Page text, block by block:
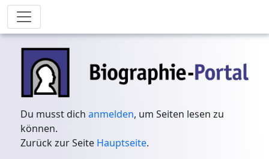
Du musst dichanmelden, um Seiten lesen zu
können.
Zurück zur Seite Hauptseite.